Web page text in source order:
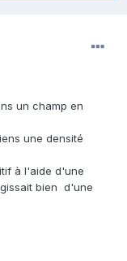
un champ en
une densité
à l'aide d'une
bien d'une